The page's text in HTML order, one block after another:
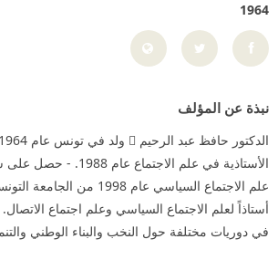
1964
نبذة عن المؤلف
الأستاذية في علم الاجتماع
علم الاجتماع السياسي عام 1998
أستاذاً لعلم الاجتماع السياسي وعلم اجتماع
في دوريات مختلفة حول النخب والبناء الوطني